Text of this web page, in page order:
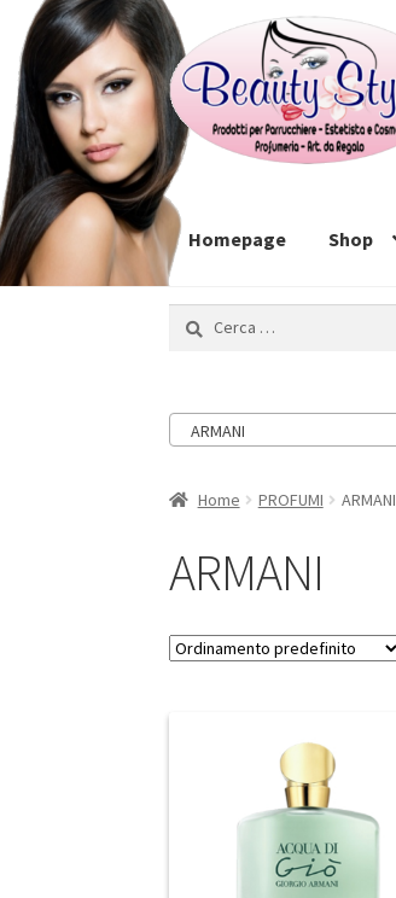
Vai
alla
navigazione
Vai
al
contenuto
Homepage Shop
Ricerca
per:
ARMANI
Home PROFUMI ARMANI
ARMANI